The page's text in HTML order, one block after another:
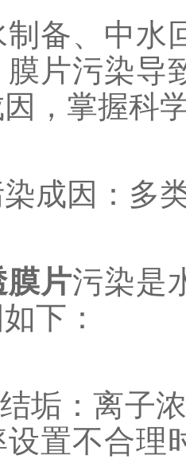
、中水回
膜片污染导
，掌握科
因：多类
膜片污染是
下：
：离子浓
设置不合理